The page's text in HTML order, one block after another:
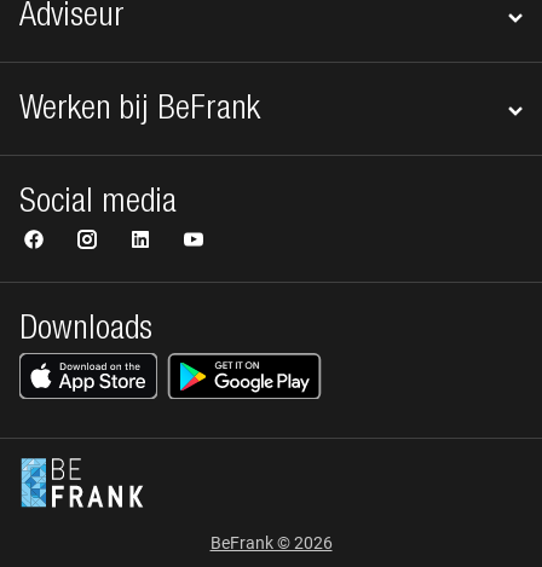
Adviseur
Werken bij BeFrank
Downloads
Social media
BeFrank © 2026